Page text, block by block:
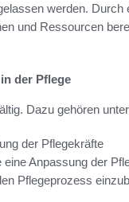
werden.
und Ressourcen
der Pflege
Dazu gehören
der Pflegekräfte
Anpassung der
Pflegeprozess